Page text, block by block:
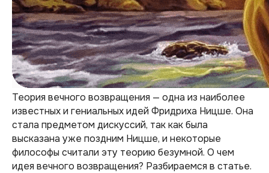
Теория вечного возвращения — одна из наиболее
известных и гениальных идей Фридриха Ницше. Она
стала предметом дискуссий, так как была
высказана уже поздним Ницше, и некоторые
философы считали эту теорию безумной. О чем
идея вечного возвращения? Разбираемся в статье.